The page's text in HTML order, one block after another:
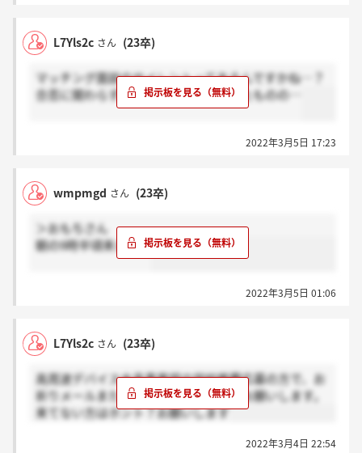
L7Yls2c さん (23卒)
マッチング面談のサイレントってあるんですかね…？
合否に関わらず連絡するとは言っていたものの…
2022年3月5日 17:23
wmpmgd さん (23卒)
＞おもちさん
朝の9時半頃来ました
2022年3月5日 01:06
L7Yls2c さん (23卒)
高周波デバイス水晶事業部の学校推薦応募の方で、お
祈りメールまたは電話が来た方は感謝お願いします。
来てない方はホント？お願いします
2022年3月4日 22:54